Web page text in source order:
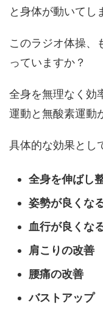
と身体が動いてし
このラジオ体操、
っていますか？
全身を無理なく効
運動と無酸素運動
具体的な効果とし
全身を伸ばし
姿勢が良くな
血行が良くな
肩こりの改善
腰痛の改善
バストアップ